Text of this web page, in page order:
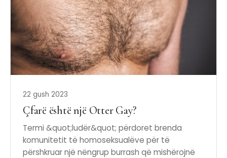
22 gush 2023
Çfarë është një Otter Gay?
Termi &quot;ludër&quot; përdoret brenda
komunitetit të homoseksualëve për të
përshkruar një nëngrup burrash që mishërojnë